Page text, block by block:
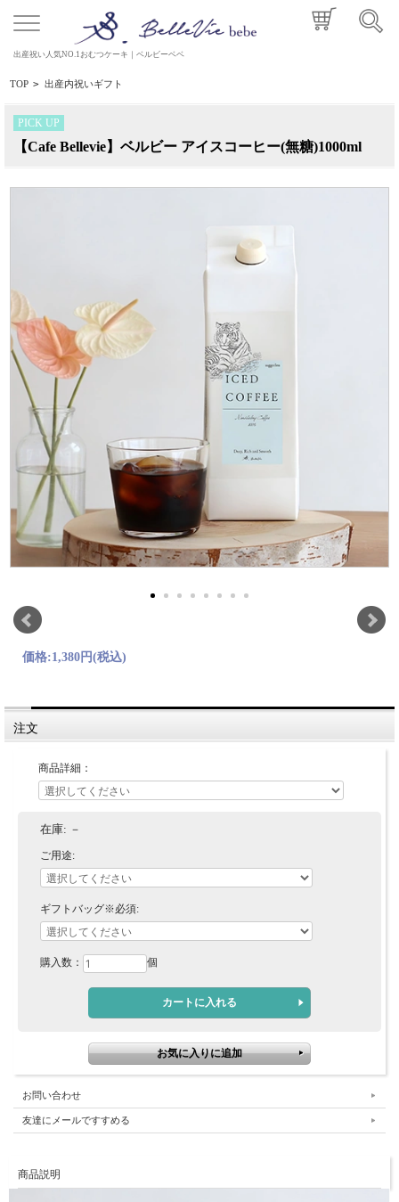
出産祝い人気NO.1おむつケーキ｜ベルビーベベ
TOP > 出産内祝いギフト
PICK UP
【Cafe Bellevie】ベルビー アイスコーヒー(無糖)1000ml
価格:1,380円(税込)
注文
商品詳細：
在庫: －
ご用途:
ギフトバッグ※必須:
購入数： 個
お問い合わせ
友達にメールですすめる
商品説明